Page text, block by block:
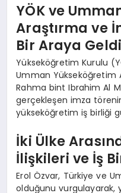
YÖK ve
Araştırma ve
Bir Araya Geldi
Yükseköğretim Kurulu
Umman Yükseköğretim
Rahma bint Ibrahim Al
gerçekleşen imza
yükseköğretim iş birliği
İki Ülke
İlişkileri ve İş
Erol Özvar, Türkiye ve
olduğunu vurgulayarak,